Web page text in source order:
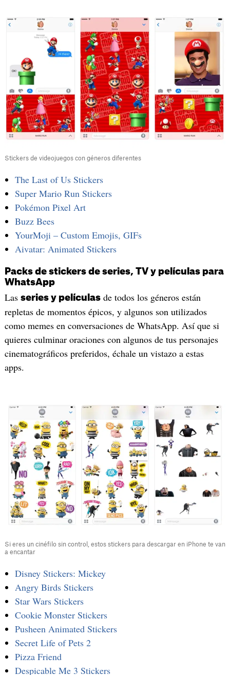
Stickers de videojuegos con géneros diferentes
The Last of Us Stickers
Super Mario Run Stickers
Pokémon Pixel Art
Buzz Bees
YourMoji – Custom Emojis, GIFs
Aivatar: Animated Stickers
Packs de stickers de series, TV y películas para
WhatsApp
Las series y películasde todos los géneros están
repletas de momentos épicos, y algunos son utilizados
como memes en conversaciones de WhatsApp. Así que si
quieres culminar oraciones con algunos de tus personajes
cinematográficos preferidos, échale un vistazo a estas
apps.
Si eres un cinéfilo sin control, estos stickers para descargar en iPhone te van
a encantar
Disney Stickers: Mickey
Angry Birds Stickers
Star Wars Stickers
Cookie Monster Stickers
Pusheen Animated Stickers
Secret Life of Pets 2
Pizza Friend
Despicable Me 3 Stickers